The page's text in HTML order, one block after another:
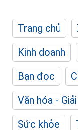
Trang chủ
Kinh doanh
Bạn đọc
Văn hóa -
Sức khỏe